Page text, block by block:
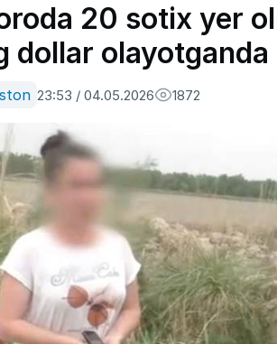
20 sotix yer
dollar
23:53 / 04.05.2026 1872